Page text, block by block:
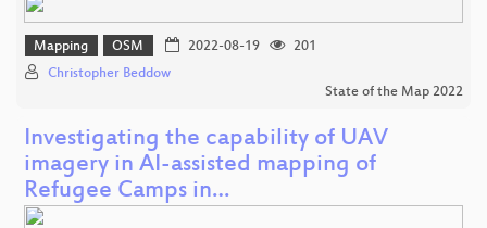
Mapping OSM 2022-08-19
201
Christopher Beddow
State of the Map 2022
Investigating the capability of UAV
imagery in AI-assisted mapping of
Refugee Camps in…